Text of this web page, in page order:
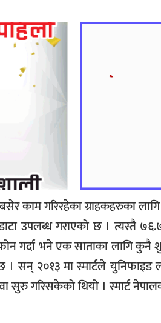
काम गरिरहेका ग्राहकहरुका
उपलब्ध गराएको छ । त्यस्तै
फोन गर्दा भने एक साताका लागि
। सन् २०१३ मा स्मार्टले युनिफाइड
सुरु गरिसकेको थियो । स्मार्ट